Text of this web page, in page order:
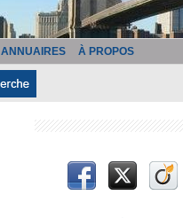
ANNUAIRES À PROPOS